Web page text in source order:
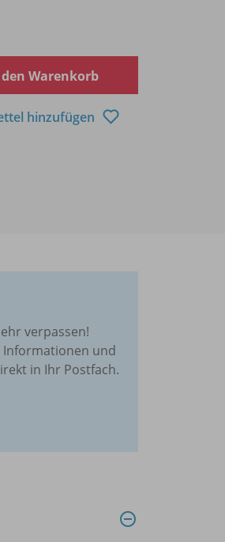
Warenkorb
hinzufügen
verpassen!
Informationen und
in Ihr Postfach.